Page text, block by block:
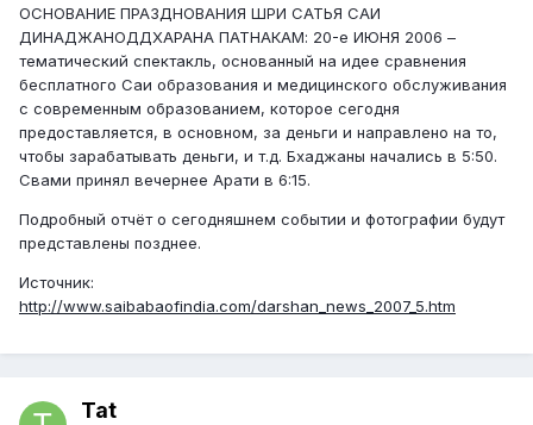
ОСНОВАНИЕ ПРАЗДНОВАНИЯ ШРИ САТЬЯ САИ
ДИНАДЖАНОДДХАРАНА ПАТНАКАМ: 20-е ИЮНЯ 2006 –
тематический спектакль, основанный на идее сравнения
бесплатного Саи образования и медицинского обслуживания
с современным образованием, которое сегодня
предоставляется, в основном, за деньги и направлено на то,
чтобы зарабатывать деньги, и т.д. Бхаджаны начались в 5:50.
Свами принял вечернее Арати в 6:15.
Подробный отчёт о сегодняшнем событии и фотографии будут
представлены позднее.
Источник:
http://www.saibabaofindia.com/darshan_news_2007_5.htm
Tat